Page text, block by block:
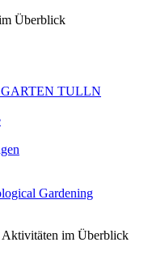
Überblick
GARTEN TULLN
Gardening
Aktivitäten im Überblick